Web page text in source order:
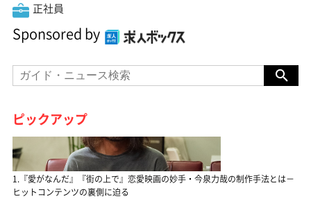
正社員
Sponsored by
ピックアップ
1.『愛がなんだ』『街の上で』恋愛映画の妙手・今泉力哉の制作手法とは－
ヒットコンテンツの裏側に迫る